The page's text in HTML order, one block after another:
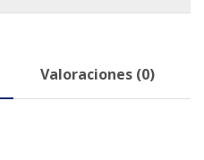
Valoraciones (0)